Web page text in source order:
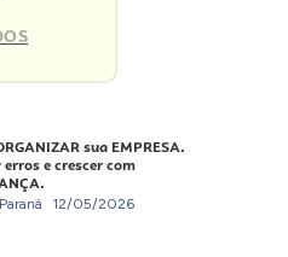
sua EMPRESA.
erros e crescer com
12/05/2026